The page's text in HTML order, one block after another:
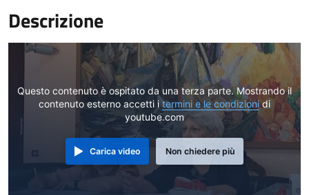
Descrizione
Questo contenuto è ospitato da una terza parte. Mostrando il
contenuto esterno accetti itermini e le condizionidi
youtube.com
Carica video Non chiedere più